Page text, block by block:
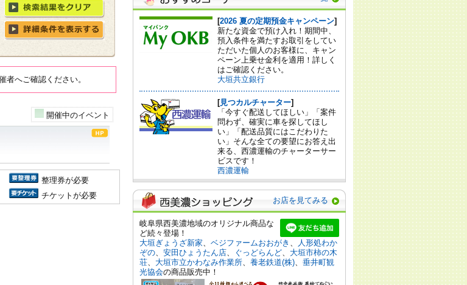
者へご確認ください。
開催中のイベント
整理券が必要
チケットが必要